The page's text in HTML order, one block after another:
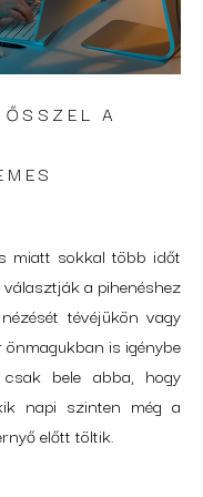
A
miatt sokkal több időt
a pihenéshez
tévéjükön vagy
is igénybe
bele abba, hogy
napi szinten még a
előtt töltik.